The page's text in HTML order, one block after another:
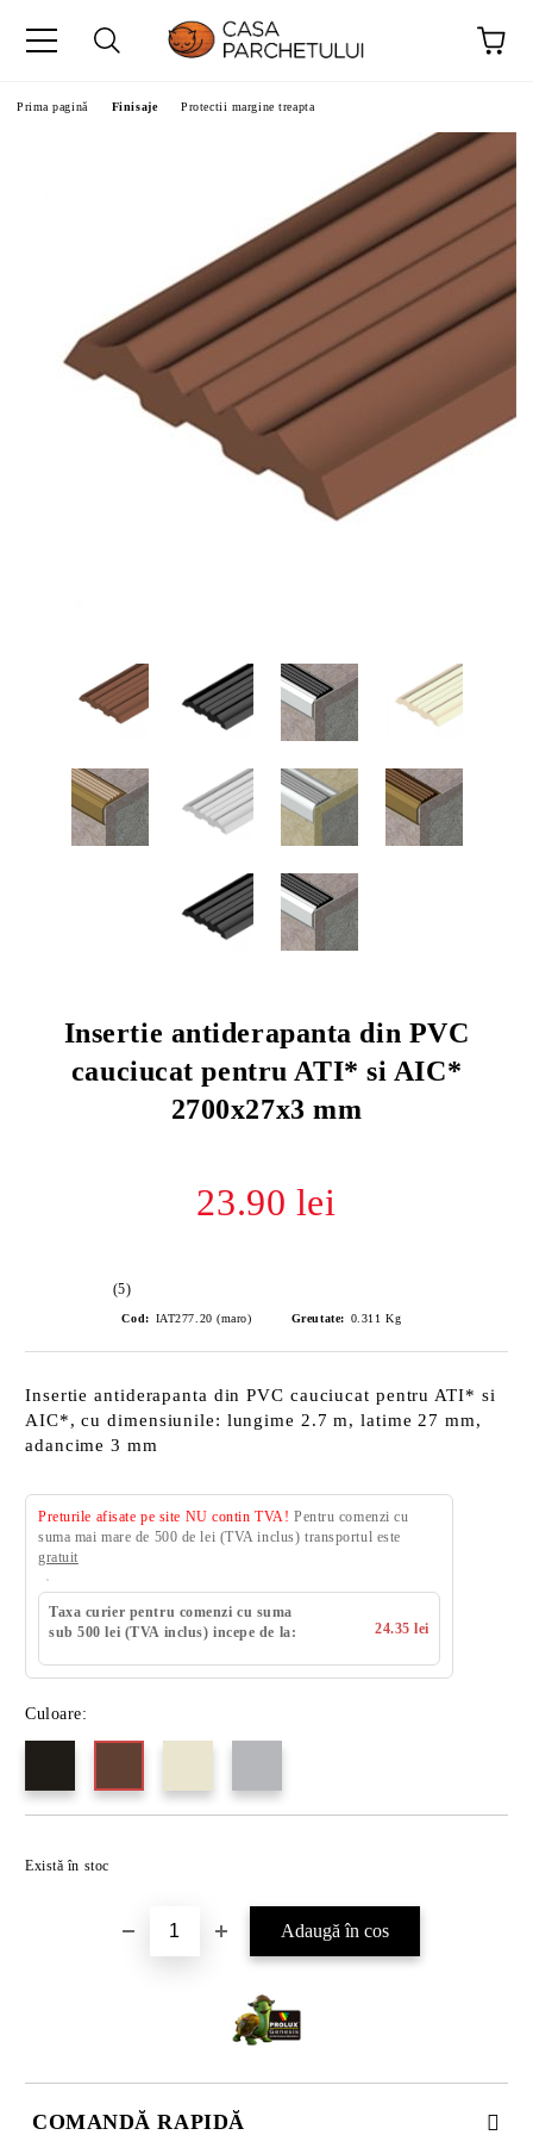
Prima pagină Finisaje Protectii margine treapta
Insertie antiderapanta din PVC
cauciucat pentru ATI* si AIC*
2700x27x3 mm
23.90 lei
(5)
Cod: IAT277.20 (maro) Greutate: 0.311 Kg
Insertie antiderapanta din PVC cauciucat pentru ATI* si
AIC*, cu dimensiunile: lungime 2.7 m, latime 27 mm,
adancime 3 mm
Preturile afisate pe site NU contin TVA! Pentru comenzi cu
suma mai mare de 500 de lei (TVA inclus) transportul este
gratuit
Taxa curier pentru comenzi cu suma
sub 500 lei (TVA inclus) incepe de la:
24.35 lei
Culoare:
Există în stoc
COMANDĂ RAPIDĂ